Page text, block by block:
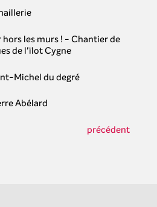
les murs ! - Chantier de
de l'ïlot Cygne
Michel du degré
Abélard
précédent